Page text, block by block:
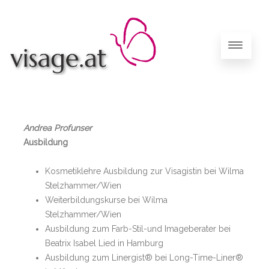
Andrea Profunser
Ausbildung
Kosmetiklehre Ausbildung zur Visagistin bei Wilma
Stelzhammer/Wien
Weiterbildungskurse bei Wilma
Stelzhammer/Wien
Ausbildung zum Farb-Stil-und Imageberater bei
Beatrix Isabel Lied in Hamburg
Ausbildung zum Linergist® bei Long-Time-Liner®